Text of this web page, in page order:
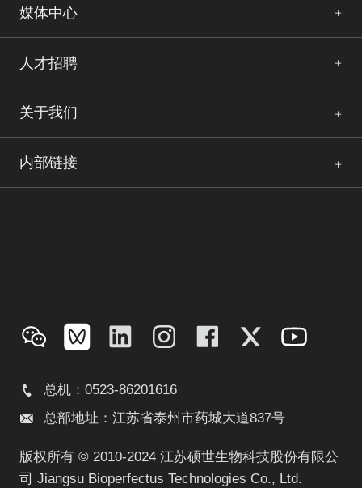
媒体中心
人才招聘
关于我们
内部链接
总机：0523-86201616
总部地址：江苏省泰州市药城大道837号
版权所有 © 2010-2024 江苏硕世生物科技股份有限公
司 Jiangsu Bioperfectus Technologies Co., Ltd.